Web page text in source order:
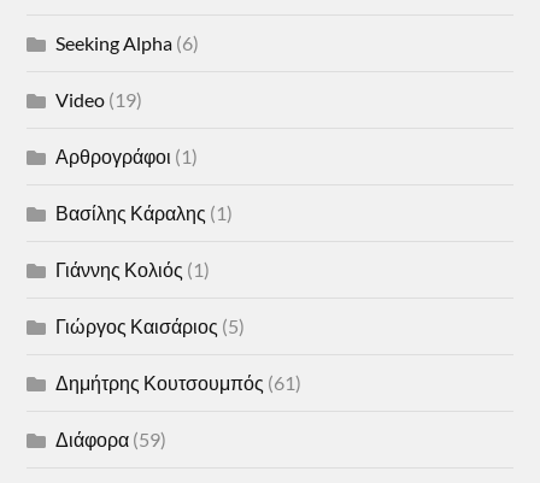
Seeking Alpha (6)
Video (19)
Αρθρογράφοι (1)
Βασίλης Κάραλης (1)
Γιάννης Κολιός (1)
Γιώργος Καισάριος (5)
Δημήτρης Κουτσουμπός (61)
Διάφορα (59)